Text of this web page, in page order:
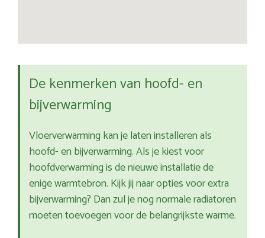
De kenmerken van hoofd- en
bijverwarming
Vloerverwarming kan je laten installeren als
hoofd- en bijverwarming. Als je kiest voor
hoofdverwarming is de nieuwe installatie de
enige warmtebron. Kijk jij naar opties voor extra
bijverwarming? Dan zul je nog normale radiatoren
moeten toevoegen voor de belangrijkste warme.